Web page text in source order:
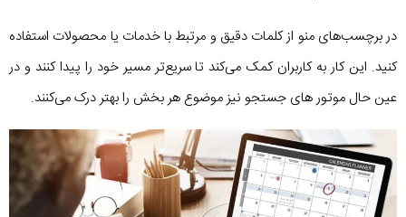
در برچسب‌های منو از کلمات دقیق و مرتبط با خدمات یا محصولات استفاده
کنید. این کار به کاربران کمک می‌کند تا سریع‌تر مسیر خود را پیدا کنند و در
عین حال موتور های جستجو نیز موضوع هر بخش را بهتر درک می‌کنند.